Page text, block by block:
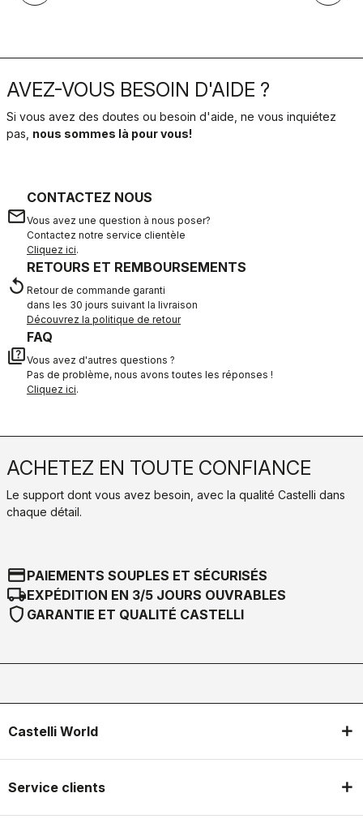
AVEZ-VOUS BESOIN D'AIDE ?
Si vous avez des doutes ou besoin d'aide, ne vous inquiétez
pas, nous sommes là pour vous!
email
CONTACTEZ NOUS
Vous avez une question à nous poser?
Contactez notre service clientèle
Cliquez ici.
replay
RETOURS ET REMBOURSEMENTS
Retour de commande garanti
dans les 30 jours suivant la livraison
Découvrez la politique de retour
quiz
FAQ
Vous avez d'autres questions ?
Pas de problème, nous avons toutes les réponses !
Cliquez ici.
ACHETEZ EN TOUTE CONFIANCE
Le support dont vous avez besoin, avec la qualité Castelli dans
chaque détail.
credit_cardPAIEMENTS SOUPLES ET SÉCURISÉS
local_shippingEXPÉDITION EN 3/5 JOURS OUVRABLES
shield GARANTIE ET QUALITÉ CASTELLI
Castelli World
Service clients